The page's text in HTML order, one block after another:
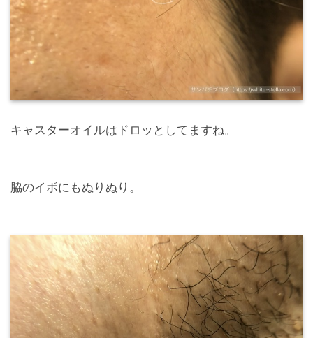
キャスターオイルはドロッとしてますね。
脇のイボにもぬりぬり。